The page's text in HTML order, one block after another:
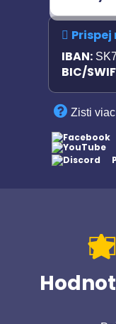
Prispej
IBAN:
BIC/
Zisti